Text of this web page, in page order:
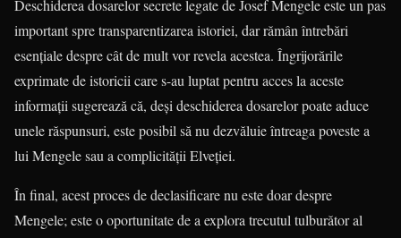
Deschiderea dosarelor secrete legate de Josef Mengele este un pas
important spre transparentizarea istoriei, dar rămân întrebări
esențiale despre cât de mult vor revela acestea. Îngrijorările
exprimate de istoricii care s-au luptat pentru acces la aceste
informații sugerează că, deși deschiderea dosarelor poate aduce
unele răspunsuri, este posibil să nu dezvăluie întreaga poveste a
lui Mengele sau a complicității Elveției.
În final, acest proces de declasificare nu este doar despre
Mengele; este o oportunitate de a explora trecutul tulburător al